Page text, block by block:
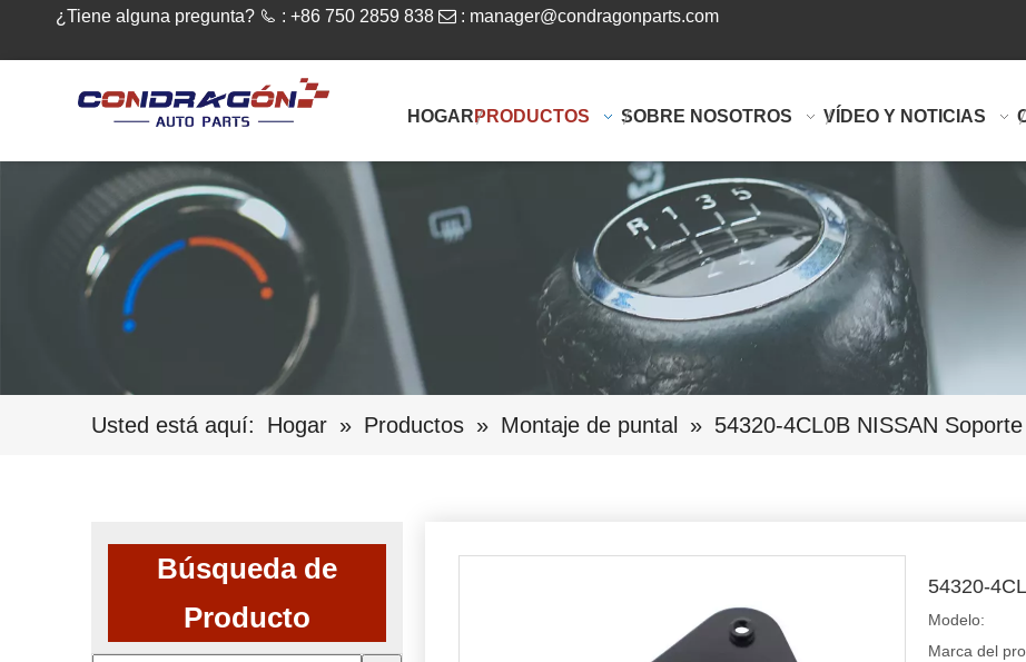
¿Tiene alguna pregunta?  : +86 750 2859 838  : manager@condragonparts.com
HOGAR PRODUCTOS SOBRE NOSOTROS VÍDEO Y NOTICIAS
Usted está aquí: Hogar » Productos » Montaje de puntal » 54320-4CL0B NISSAN
Búsqueda de
Producto
54320-
Modelo:
Marca del